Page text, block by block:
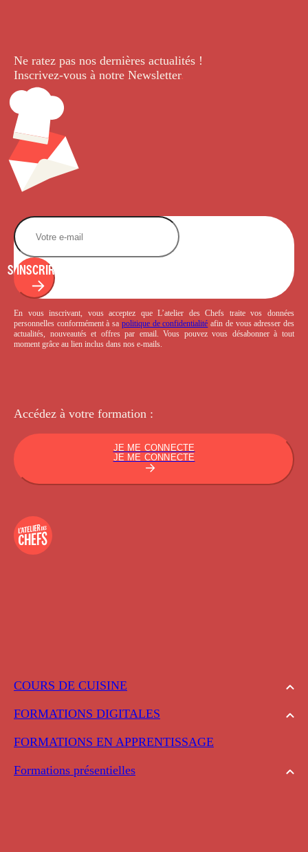
COURS DE CUISINE
FORMATIONS DIGITALES
FORMATIONS EN APPRENTISSAGE
Formations présentielles
Ne ratez pas nos dernières actualités !
Inscrivez-vous à notre Newsletter.
S'INSCRIRE
En vous inscrivant, vous acceptez que L’atelier des Chefs traite vos données
personnelles conformément à sa politique de confidentialité afin de vous adresser des
actualités, nouveautés et offres par email. Vous pouvez vous désabonner à tout
moment grâce au lien inclus dans nos e-mails.
Accédez à votre formation :
JE ME CONNECTE
JE ME CONNECTE